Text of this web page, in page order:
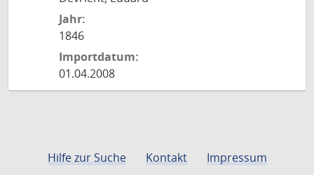
Jahr:
1846
Importdatum:
01.04.2008
Hilfe zur Suche Kontakt
Impressum